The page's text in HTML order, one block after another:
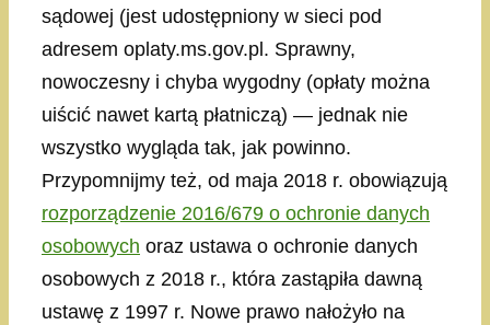
sądowej (jest udostępniony w sieci pod
adresem oplaty.ms.gov.pl. Sprawny,
nowoczesny i chyba wygodny (opłaty można
uiścić nawet kartą płatniczą) — jednak nie
wszystko wygląda tak, jak powinno.
Przypomnijmy też, od maja 2018 r. obowiązują
rozporządzenie 2016/679 o ochronie danych
osobowych oraz ustawa o ochronie danych
osobowych z 2018 r., która zastąpiła dawną
ustawę z 1997 r. Nowe prawo nałożyło na